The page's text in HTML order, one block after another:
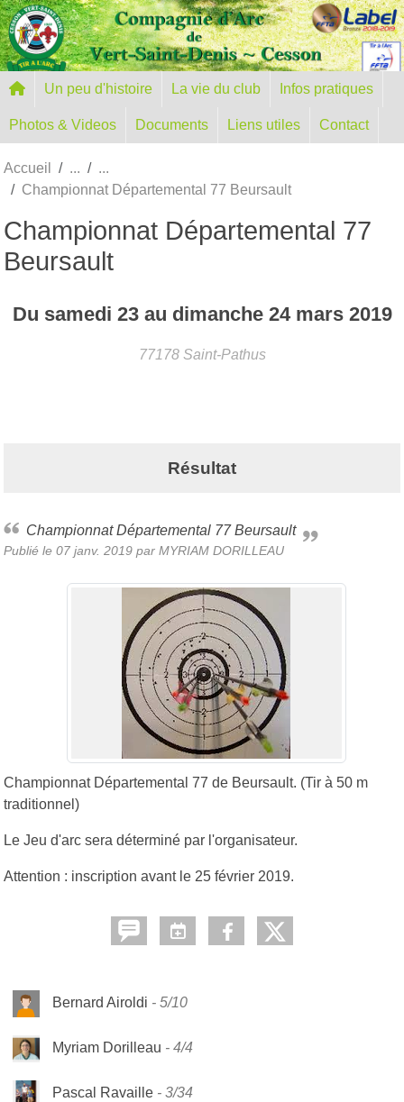
Un peu d'histoire La vie du club Infos pratiques
Photos & Videos Documents Liens utiles Contact
Accueil
Championnat Départemental 77 Beursault
Championnat Départemental 77
Beursault
Du samedi 23au dimanche 24 mars 2019
77178 Saint-Pathus
Résultat
Championnat Départemental 77 Beursault
Publié le 07 janv. 2019 par MYRIAM DORILLEAU
Championnat Départemental 77 de Beursault. (Tir à 50 m
traditionnel)
Le Jeu d'arc sera déterminé par l'organisateur.
Attention : inscription avant le 25 février 2019.
Bernard Airoldi 5/10
Myriam Dorilleau 4/4
Pascal Ravaille 3/34
Panneau de gestion des cookies